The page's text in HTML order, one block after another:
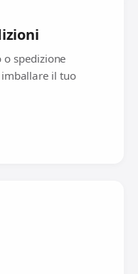
spedizione
imballare il tuo